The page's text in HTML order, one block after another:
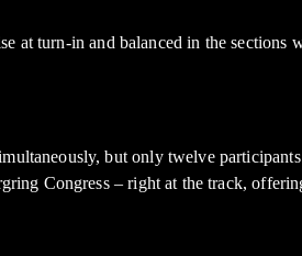
at turn-in and balanced in the sections
but only twelve
Congress – right at the track,